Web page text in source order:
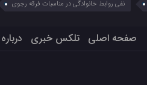
نفی روابط خانوادگی در مناسبات فرقه رجوی
صفحه اصلی تلکس خبری درباره